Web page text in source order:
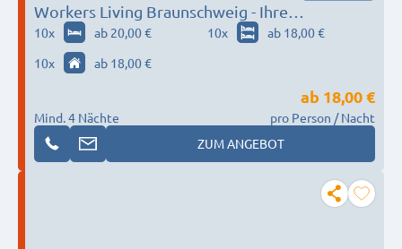
Workers Living Braunschweig - Ihre
Monteurzimmer!
10x ab 20,00 € 10x
ab 18,00 €
10x ab 18,00 €
Mind. 4 Nächte
ab 18,00 €
pro Person / Nacht
ZUM ANGEBOT